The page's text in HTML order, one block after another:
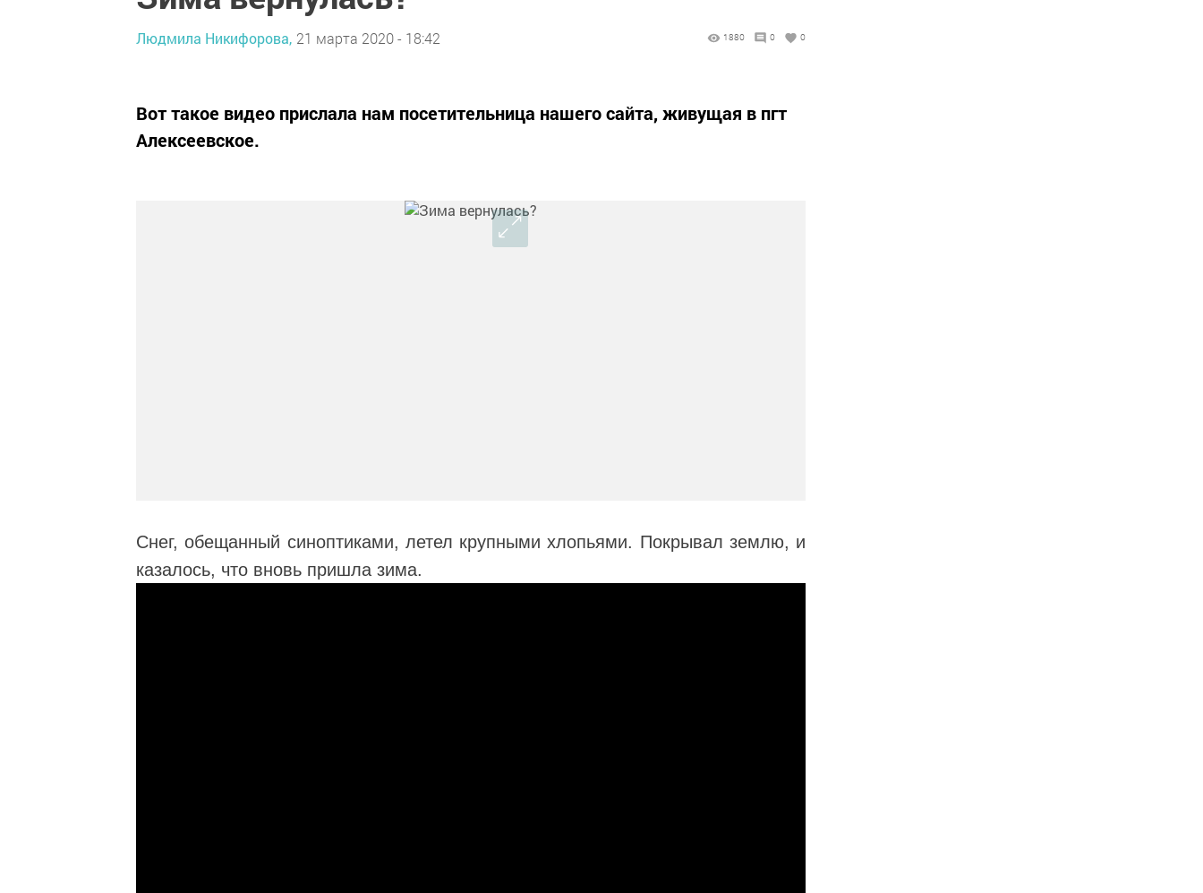
Людмила Никифорова, 21 марта 2020 - 18:42 1880 0 0
Вот такое видео прислала нам посетительница нашего сайта, живущая в пгт
Алексеевское.
Снег, обещанный синоптиками, летел крупными хлопьями. Покрывал землю, и
казалось, что вновь пришла зима.